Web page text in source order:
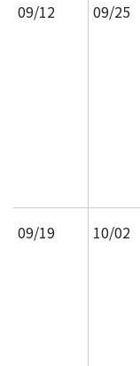
09/12 09/25
09/19 10/02